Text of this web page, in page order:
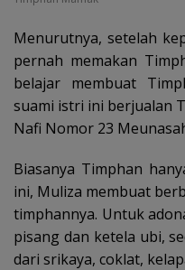
Menurutnya, setelah
pernah memakan
belajar membuat
suami istri ini berjualan
Nafi Nomor 23
Biasanya Timphan
ini, Muliza membuat
timphannya. Untuk
pisang dan ketela ubi,
dari srikaya, coklat,